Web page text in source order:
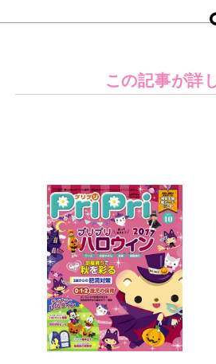
この記事が詳